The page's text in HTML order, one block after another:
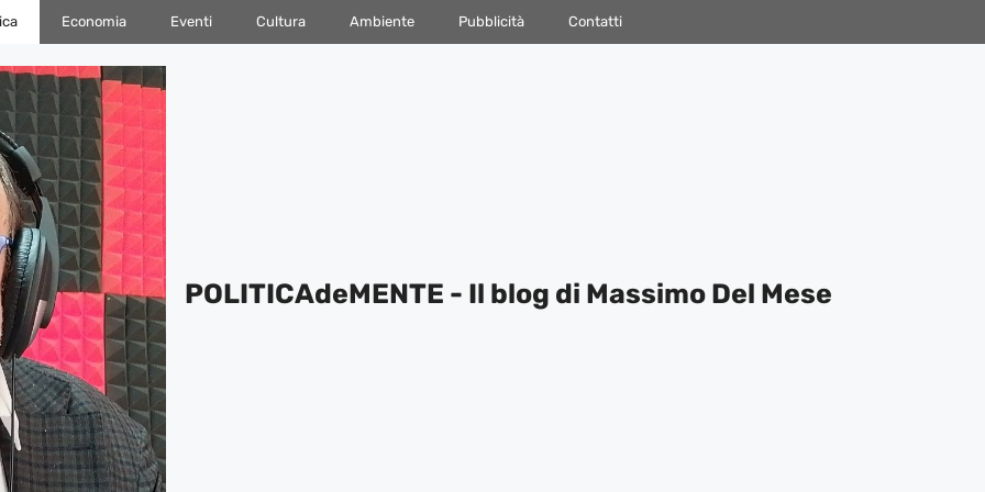
Economia Eventi Cultura Ambiente Pubblicità Contatti
POLITICAdeMENTE - Il blog di Massimo Del Mese